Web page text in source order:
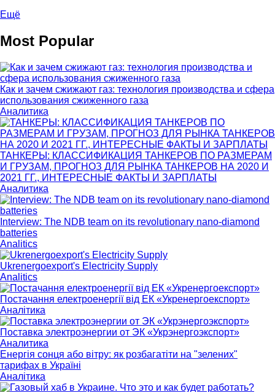
Ещё
Most Popular
Как и зачем сжижают газ: технология производства и сфера
использования сжиженного газа
Аналитика
ТАНКЕРЫ: КЛАССИФИКАЦИЯ ТАНКЕРОВ ПО РАЗМЕРАМ
И ГРУЗАМ, ПРОГНОЗ ДЛЯ РЫНКА ТАНКЕРОВ НА 2020 И
2021 ГГ., ИНТЕРЕСНЫЕ ФАКТЫ И ЗАРПЛАТЫ
Аналитика
Interview: The NDB team on its revolutionary nano-diamond
batteries
Analitics
Ukrenergoexport's Electricity Supply
Analitics
Постачання електроенергії від ЕК «Укренергоекспорт»
Аналітика
Поставка электроэнергии от ЭК «Укрэнергоэкспорт»
Аналитика
Енергія сонця або вітру: як розбагатіти на "зелених"
тарифах в Україні
Аналітика